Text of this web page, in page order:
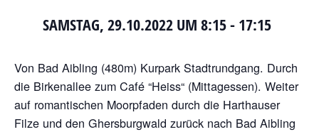
SAMSTAG, 29.10.2022 UM 8:15- 17:15
Von Bad Aibling (480m) Kurpark Stadtrundgang. Durch
die Birkenallee zum Café “Heiss“ (Mittagessen). Weiter
auf romantischen Moorpfaden durch die Harthauser
Filze und den Ghersburgwald zurück nach Bad Aibling